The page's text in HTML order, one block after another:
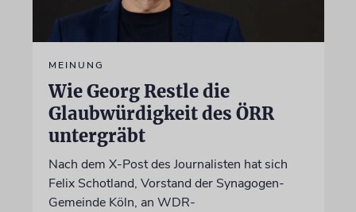
MEINUNG
Wie Georg Restle die
Glaubwürdigkeit des ÖRR
untergräbt
Nach dem X-Post des Journalisten hat sich
Felix Schotland, Vorstand der Synagogen-
Gemeinde Köln, an WDR-